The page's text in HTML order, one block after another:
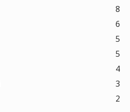
8
6
5
5
4
3
2